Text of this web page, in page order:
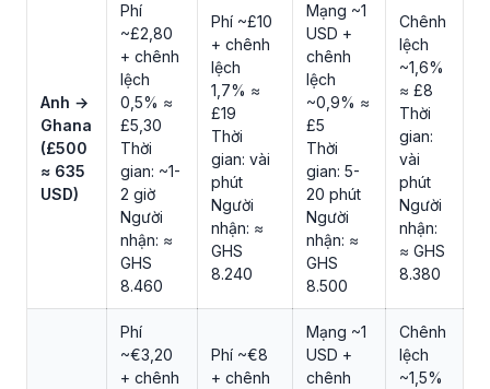
Anh →
Ghana
(£500
≈ 635
USD)
Phí
~£2,80
+ chênh
lệch
0,5% ≈
£5,30
Thời
gian: ~1-
2 giờ
Người
nhận: ≈
GHS
8.460
Phí ~£10
+ chênh
lệch
1,7% ≈
£19
Thời
gian: vài
phút
Người
nhận: ≈
GHS
8.240
Mạng ~1
USD +
chênh
lệch
~0,9% ≈
£5
Thời
gian: 5-
20 phút
Người
nhận: ≈
GHS
8.500
Chênh
lệch
~1,6%
≈ £8
Thời
gian:
vài
phút
Người
nhận:
≈ GHS
8.380
Phí
~€3,20
+ chênh
Phí ~€8
+ chênh
Mạng ~1
USD +
chênh
Chênh
lệch
~1,5%